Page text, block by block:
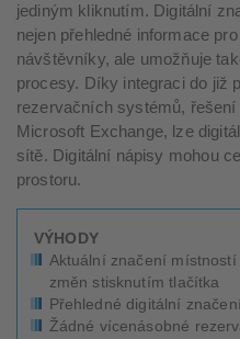
jediným kliknutím. Digitální
nejen přehledné informace
návštěvníky, ale umožňuje
procesy. Díky integraci do již
rezervačních systémů,
Microsoft Exchange, lze
sítě. Digitální nápisy mohou
prostoru.
VÝHODY
Aktuální značení
změn stisknutím tlačítka
Přehledné digitální
Žádné vícenásobné